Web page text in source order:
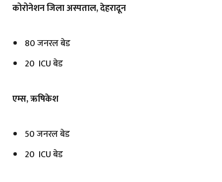
कोरोनेशन जिला अस्पताल, देहरादून
80 जनरल बेड
20 ICU बेड
एम्स, ऋषिकेश
50 जनरल बेड
20 ICU बेड